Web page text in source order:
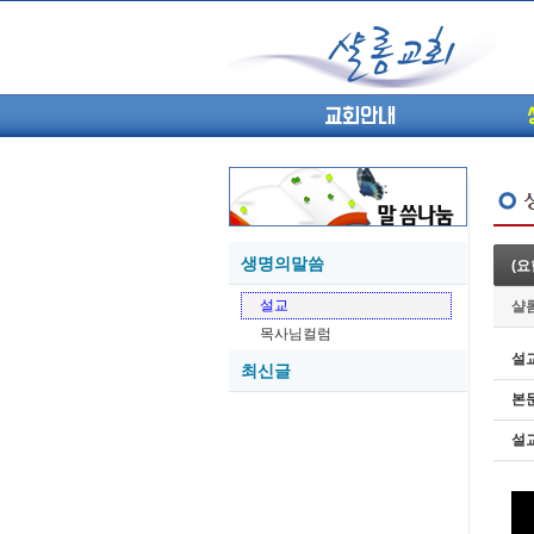
교회안내
생명의말씀
설교
목사님컬럼
최신글
05-26 (
05-20 (
05-20 (
05-18 (
(요
샬
설
본
설